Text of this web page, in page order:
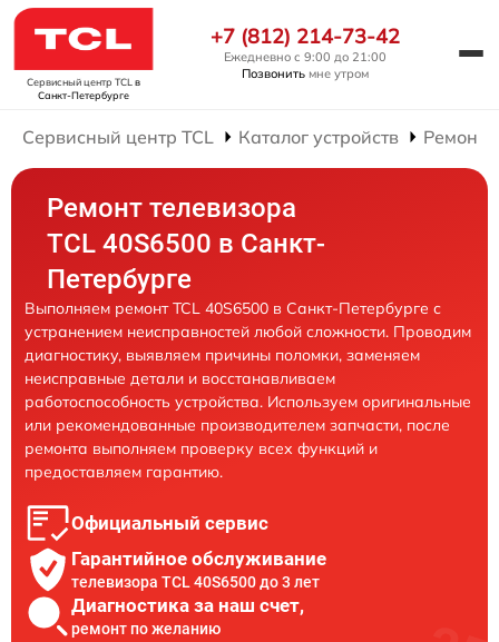
Сервисный центр TCL в
Санкт-Петербурге
+7 (812) 214-73-42
Ежедневно с 9:00 до 21:00
Позвонить мне утром
Сервисный центр TCL Каталог устройств Ремонт
Ремонт телевизора
TCL 40S6500 в Санкт-
Петербурге
Выполняем ремонт TCL 40S6500 в Санкт-Петербурге с
устранением неисправностей любой сложности. Проводим
диагностику, выявляем причины поломки, заменяем
неисправные детали и восстанавливаем
работоспособность устройства. Используем оригинальные
или рекомендованные производителем запчасти, после
ремонта выполняем проверку всех функций и
предоставляем гарантию.
Официальный сервис
Гарантийное обслуживание
телевизора TCL 40S6500 до 3 лет
Диагностика за наш счет,
ремонт по желанию